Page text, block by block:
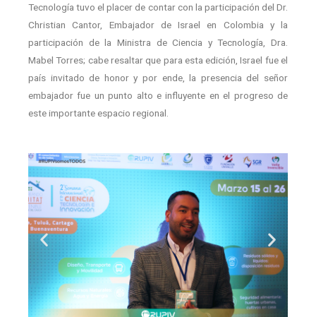
Tecnología tuvo el placer de contar con la participación del Dr.
Christian Cantor, Embajador de Israel en Colombia y la
participación de la Ministra de Ciencia y Tecnología, Dra.
Mabel Torres; cabe resaltar que para esta edición, Israel fue el
país invitado de honor y por ende, la presencia del señor
embajador fue un punto alto e influyente en el progreso de
este importante espacio regional.